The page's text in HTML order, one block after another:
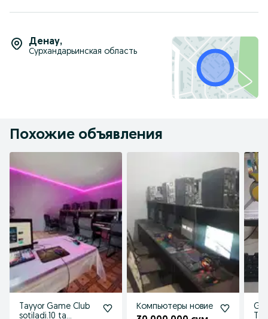
Денау,
Сурхандарьинская область
Похожие объявления
Tayyor Game Club
sotiladi.10 ta
Компьютеры новие